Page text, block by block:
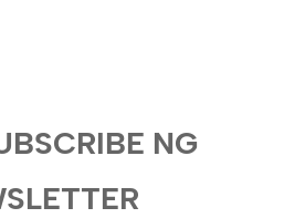
NG